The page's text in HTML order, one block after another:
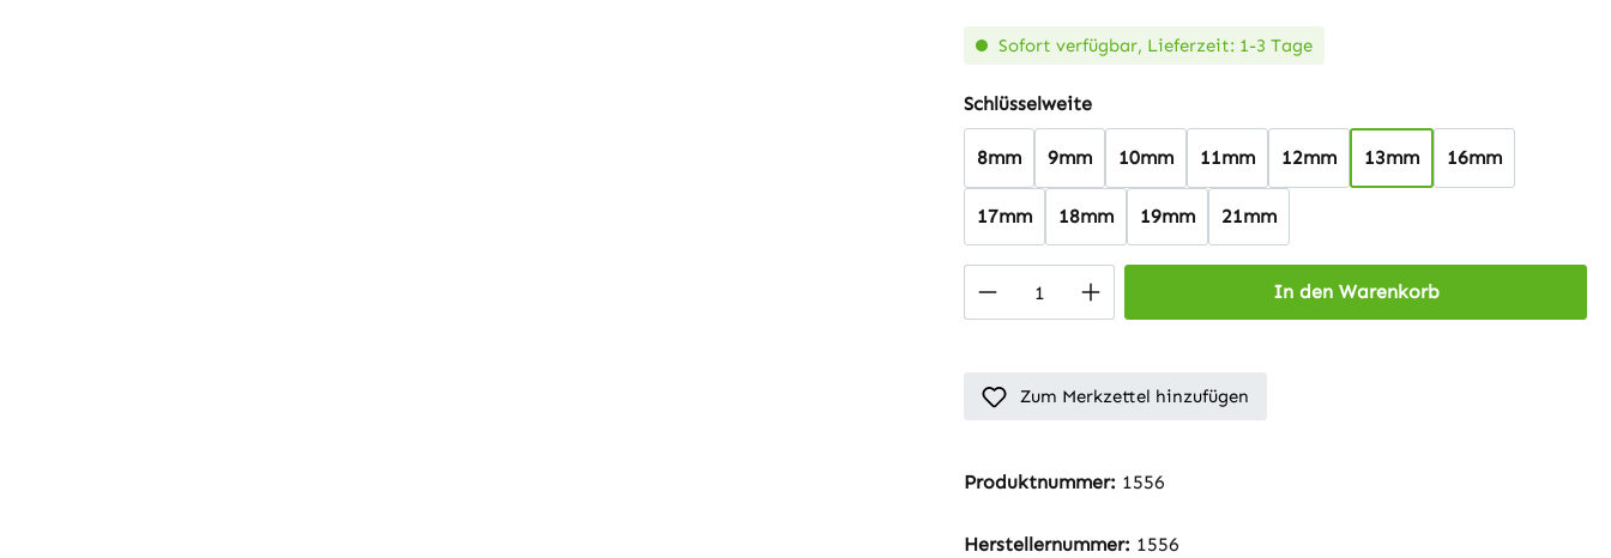
Sofort verfügbar, Lieferzeit: 1-3 Tage
Schlüsselweiteauswählen
8mm 9mm 10mm 11mm 12mm 13mm 16mm
17mm 18mm 19mm 21mm
Produkt Anzahl: Gib den gewünschten Wert
In den Warenkorb
Zum Merkzettel hinzufügen
Produktnummer: 1556
Herstellernummer: 1556